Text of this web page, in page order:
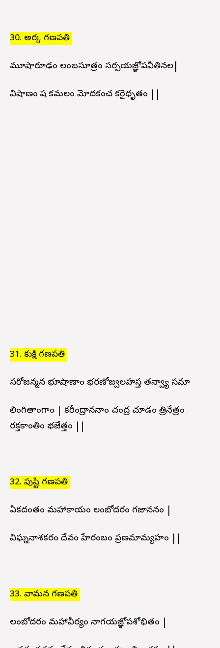
30. అర్క గణపతి
మూషారూఢం లంబసూత్రం సర్పయజ్ఞోపవీతినల|
విషాణం పాష కమలం మోదకంచ కరైధృతం ||
31. కుక్షి గణపతి
సరోజన్మన భూషాణాం భరణోజ్వలహస్త తన్వ్యా సమా
లింగితాంగాం | కరీంద్రాననాం చంద్ర చూడం త్రినేత్రం
రక్తకాంతిం భజేత్తం ||
32. పుష్టి గణపతి
ఏకదంతం మహాకాయం లంబోదరం గజాననం |
విఘ్ననాశకరం దేవం హేరంబం ప్రణమామ్యహం ||
33. వామన గణపతి
లంబోదరం మహావీర్యం నాగయజ్ఞోపశోభితం |